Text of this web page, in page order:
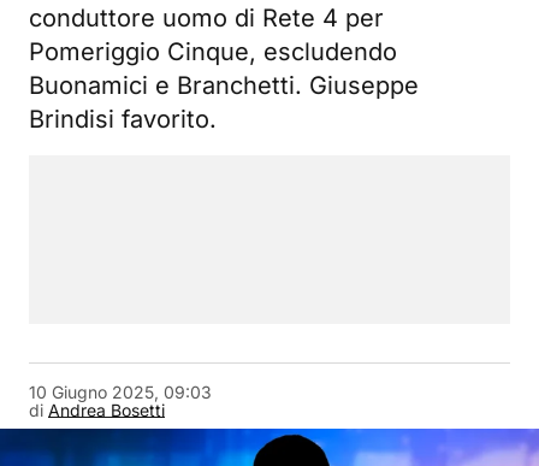
conduttore uomo di Rete 4 per
Pomeriggio Cinque, escludendo
Buonamici e Branchetti. Giuseppe
Brindisi favorito.
di Andrea Bosetti
10 Giugno 2025, 09:03